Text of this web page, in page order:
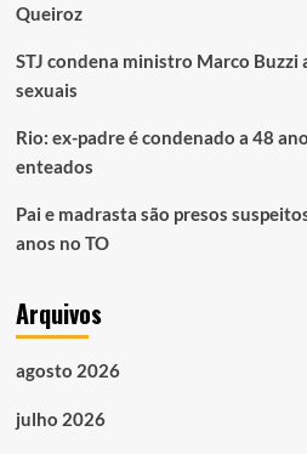
Queiroz
STJ condena ministro Marco Buzzi
sexuais
Rio: ex-padre é condenado a 48
enteados
Pai e madrasta são presos
anos no TO
Arquivos
agosto 2026
julho 2026